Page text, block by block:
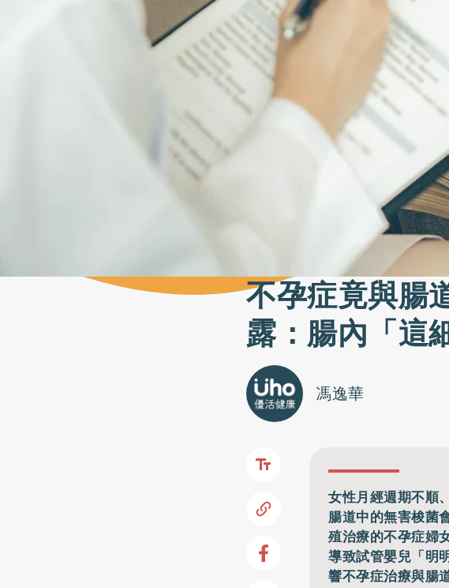
不孕症竟與腸
露：腸內「這
馮逸華
女性月經週期不順
腸道中的無害梭菌
殖治療的不孕症婦
導致試管嬰兒「明
響不孕症治療與腸